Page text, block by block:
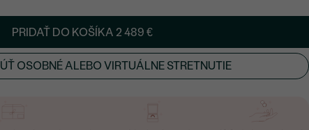
PRIDAŤ DO KOŠÍKA 2 489 €
OSOBNÉ ALEBO VIRTUÁLNE STRETNUTIE